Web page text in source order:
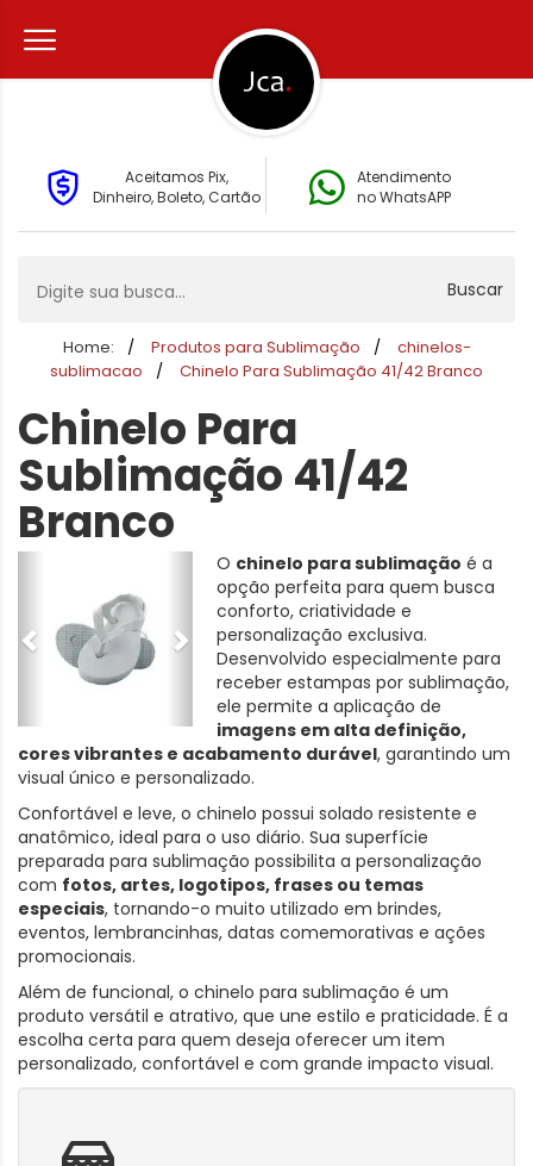
Aceitamos Pix,
Dinheiro, Boleto, Cartão
Atendimento
no WhatsAPP
Buscar
Home: Produtos para Sublimação
chinelos-
sublimacao
Chinelo Para Sublimação 41/42 Branco
Chinelo Para
Sublimação 41/42
Branco
O chinelo para sublimação é a
opção perfeita para quem busca
conforto, criatividade e
personalização exclusiva.
Desenvolvido especialmente para
receber estampas por sublimação,
ele permite a aplicação de
imagens em alta definição,
cores vibrantes e acabamento durável, garantindo um
visual único e personalizado.
Confortável e leve, o chinelo possui solado resistente e
anatômico, ideal para o uso diário. Sua superfície
preparada para sublimação possibilita a personalização
com fotos, artes, logotipos, frases ou temas
especiais, tornando-o muito utilizado em brindes,
eventos, lembrancinhas, datas comemorativas e ações
promocionais.
Além de funcional, o chinelo para sublimação é um
produto versátil e atrativo, que une estilo e praticidade. É a
escolha certa para quem deseja oferecer um item
personalizado, confortável e com grande impacto visual.